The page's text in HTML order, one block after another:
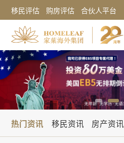
移民评估 购房评估 合伙人平台
热门资讯 移民资讯 房产资讯